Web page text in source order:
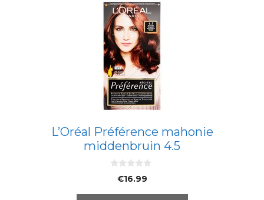
L’Oréal Préférence mahonie
middenbruin 4.5
€16.99